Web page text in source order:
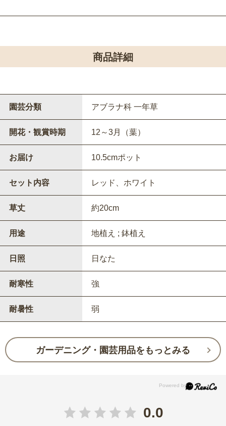
商品詳細
園芸分類 アブラナ科 一年草
開花・観賞時期 12～3月（葉）
お届け 10.5cmポット
セット内容 レッド、ホワイト
草丈 約20cm
用途 地植え ; 鉢植え
日照 日なた
耐寒性 強
耐暑性 弱
ガーデニング・園芸用品をもっとみる
0.0